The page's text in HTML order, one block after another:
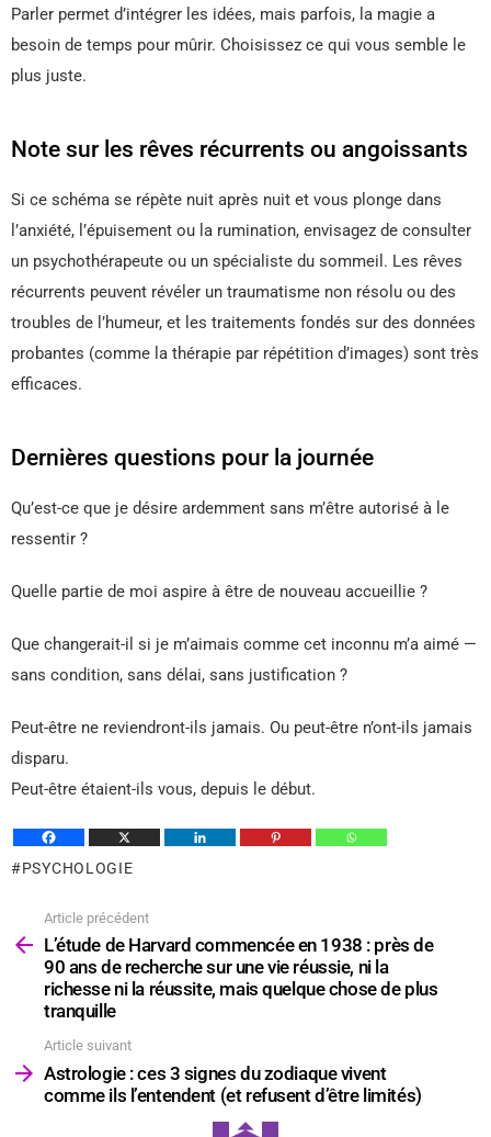
Parler permet d’intégrer les idées, mais parfois, la magie a
besoin de temps pour mûrir. Choisissez ce qui vous semble le
plus juste.
Note sur les rêves récurrents ou angoissants
Si ce schéma se répète nuit après nuit et vous plonge dans
l’anxiété, l’épuisement ou la rumination, envisagez de consulter
un psychothérapeute ou un spécialiste du sommeil. Les rêves
récurrents peuvent révéler un traumatisme non résolu ou des
troubles de l’humeur, et les traitements fondés sur des données
probantes (comme la thérapie par répétition d’images) sont très
efficaces.
Dernières questions pour la journée
Qu’est-ce que je désire ardemment sans m’être autorisé à le
ressentir ?
Quelle partie de moi aspire à être de nouveau accueillie ?
Que changerait-il si je m’aimais comme cet inconnu m’a aimé —
sans condition, sans délai, sans justification ?
Peut-être ne reviendront-ils jamais. Ou peut-être n’ont-ils jamais
disparu.
Peut-être étaient-ils vous, depuis le début.
PSYCHOLOGIE
plus
Article précédent
L’étude de Harvard commencée en 1938 : près de
90 ans de recherche sur une vie réussie, ni la
richesse ni la réussite, mais quelque chose de plus
tranquille
Article suivant
Astrologie : ces 3 signes du zodiaque vivent
comme ils l’entendent (et refusent d’être limités)